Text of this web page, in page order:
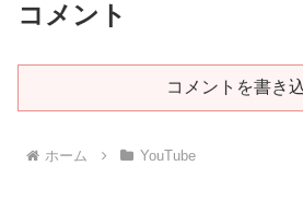
コメント
コメントを書き
ホーム YouTube